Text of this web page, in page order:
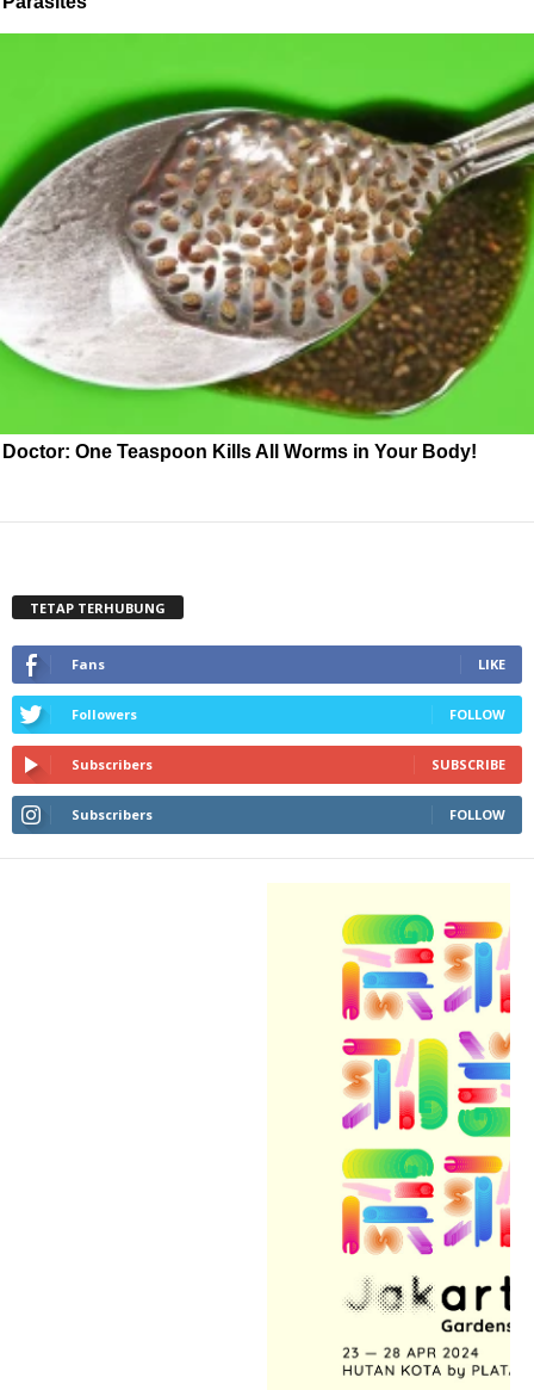
Doctor: One Teaspoon Kills All Worms in Your Body!
TETAP TERHUBUNG
Fans LIKE
Followers FOLLOW
Subscribers SUBSCRIBE
Subscribers FOLLOW